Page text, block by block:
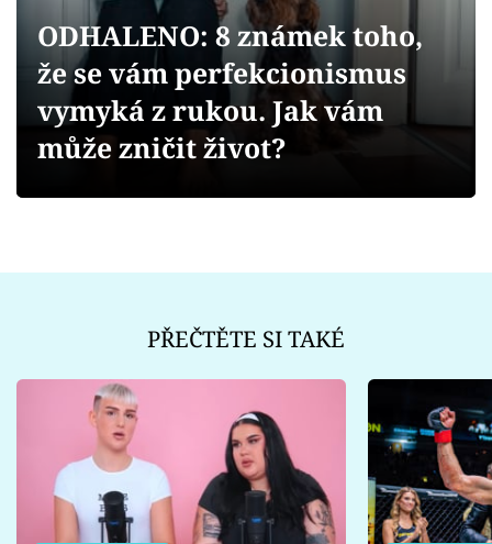
Videa
Sledujte prima+
ODHALENO: 8 známek toho,
že se vám perfekcionismus
vymyká z rukou. Jak vám
může zničit život?
PŘEČTĚTE SI TAKÉ